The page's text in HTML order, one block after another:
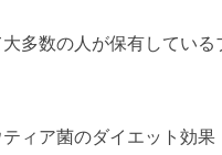
多数の人が保有している
ィア菌のダイエット効果